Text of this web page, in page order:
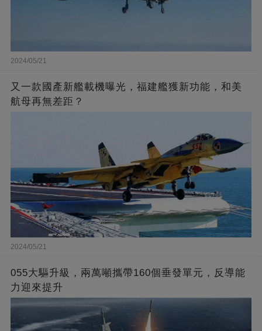
2024/05/21
又一款國產新艦載機曝光，福建艦獲新功能，和美
航母再無差距？
2024/05/21
055大驅升級，兩萬噸攜帶160個垂發單元，反導能
力迎來提升